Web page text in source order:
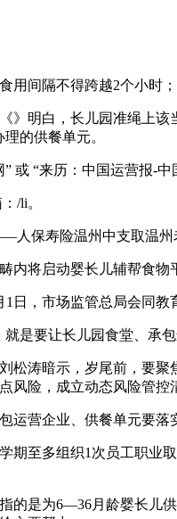
间隔不得跨越2个小时；
明白，长儿园准绳上该
的供餐单元。
“来历：中国运营报-中
/li。
保寿险温州中支取温州
将启动婴长儿辅帮食物
，市场监管总局会同教
要让长儿园食堂、承包
涛暗示，岁尾前，要聚
风险，成立动态风险管
营企业、供餐单元要落
至多组织1次员工职业取
是为6—36月龄婴长儿供